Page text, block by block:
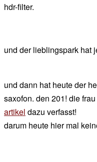
hdr-filter.
und der lieblingspark hat
und dann hat heute der
saxofon. den 201! die
artikel dazu verfasst!
darum heute hier mal